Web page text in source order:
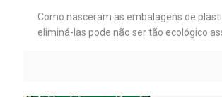
Como nasceram as embalagens de
eliminá-las pode não ser tão ecológico